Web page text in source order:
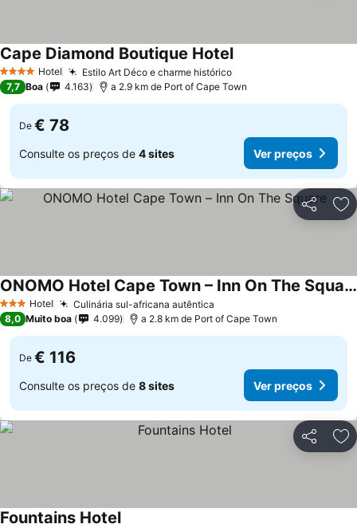
4 EstrelasHotel Estilo Art Déco e charme histórico
Cape Diamond Boutique Hotel
7,7 Boa 4.163 a 2.9 km de Port of Cape Town
De € 78
Consulte os preços de 4 sites Ver preços
Partilhar
3 EstrelasHotel Culinária sul-africana autêntica
ONOMO Hotel Cape Town – Inn On The Square
8,0 Muito boa 4.099 a 2.8 km de Port of Cape Town
De € 116
Consulte os preços de 8 sites Ver preços
Partilhar
Fountains Hotel